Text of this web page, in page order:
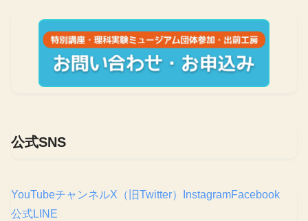
公式SNS
YouTubeチャンネルX（旧Twitter） InstagramFacebook
公式LINE